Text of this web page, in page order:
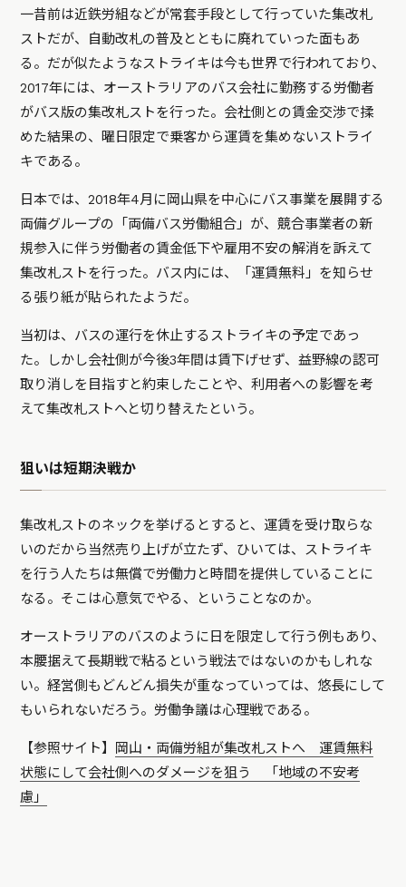
一昔前は近鉄労組などが常套手段として行っていた集改札
ストだが、自動改札の普及とともに廃れていった面もあ
る。だが似たようなストライキは今も世界で行われており、
2017年には、オーストラリアのバス会社に勤務する労働者
がバス版の集改札ストを行った。会社側との賃金交渉で揉
めた結果の、曜日限定で乗客から運賃を集めないストライ
キである。
日本では、2018年4月に岡山県を中心にバス事業を展開する
両備グループの「両備バス労働組合」が、競合事業者の新
規参入に伴う労働者の賃金低下や雇用不安の解消を訴えて
集改札ストを行った。バス内には、「運賃無料」を知らせ
る張り紙が貼られたようだ。
当初は、バスの運行を休止するストライキの予定であっ
た。しかし会社側が今後3年間は賃下げせず、益野線の認可
取り消しを目指すと約束したことや、利用者への影響を考
えて集改札ストへと切り替えたという。
狙いは短期決戦か
集改札ストのネックを挙げるとすると、運賃を受け取らな
いのだから当然売り上げが立たず、ひいては、ストライキ
を行う人たちは無償で労働力と時間を提供していることに
なる。そこは心意気でやる、ということなのか。
オーストラリアのバスのように日を限定して行う例もあり、
本腰据えて長期戦で粘るという戦法ではないのかもしれな
い。経営側もどんどん損失が重なっていっては、悠長にして
もいられないだろう。労働争議は心理戦である。
【参照サイト】 岡山・両備労組が集改札ストへ 運賃無料
状態にして会社側へのダメージを狙う 「地域の不安考
慮」